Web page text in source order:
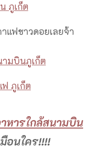
แฟชาวดอยเลยจ้า
หารใกล้สนามบิน
อนใคร!!!!